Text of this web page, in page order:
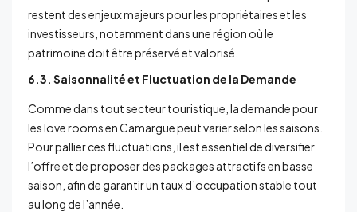
restent des enjeux majeurs pour les propriétaires et les
investisseurs, notamment dans une région où le
patrimoine doit être préservé et valorisé.
6.3. Saisonnalité et Fluctuation de la Demande
Comme dans tout secteur touristique, la demande pour
les love rooms en Camargue peut varier selon les saisons.
Pour pallier ces fluctuations, il est essentiel de diversifier
l’offre et de proposer des packages attractifs en basse
saison, afin de garantir un taux d’occupation stable tout
au long de l’année.